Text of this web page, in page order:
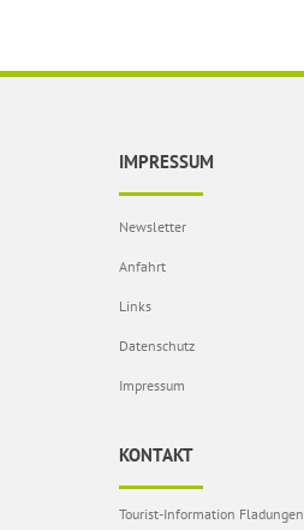
IMPRESSUM
Newsletter
Anfahrt
Links
Datenschutz
Impressum
KONTAKT
Tourist-Information Fladungen